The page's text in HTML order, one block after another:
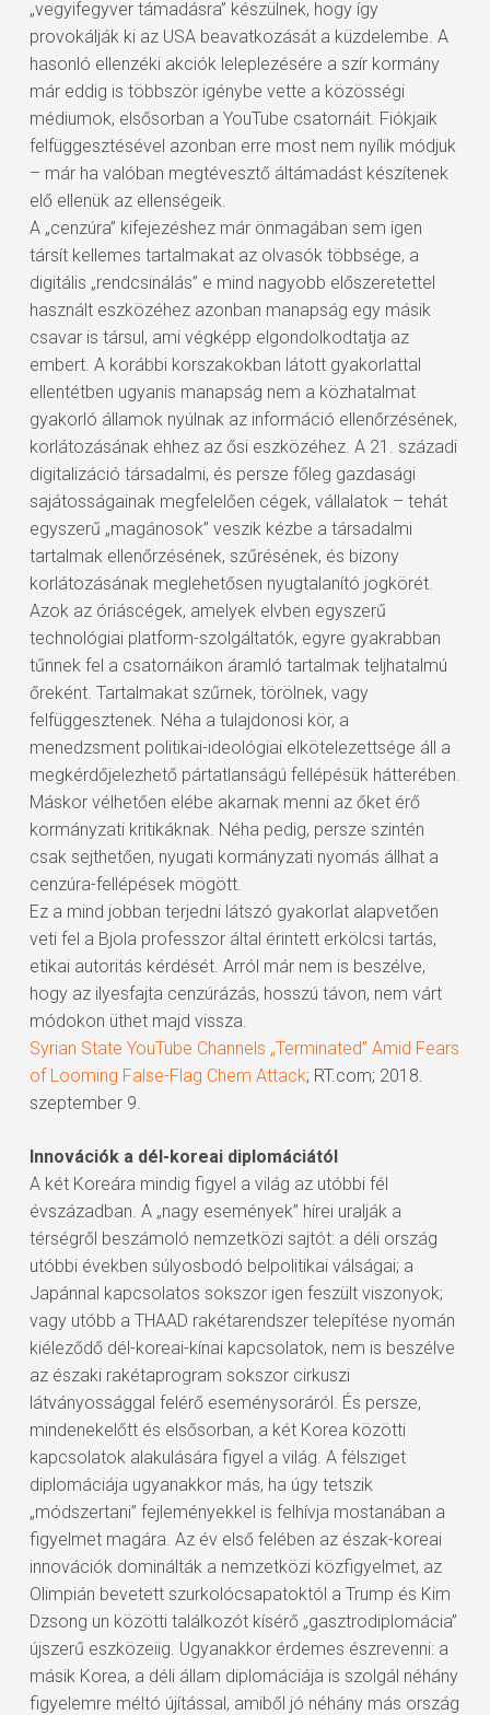
„vegyifegyver támadásra” készülnek, hogy így
provokálják ki az USA beavatkozását a küzdelembe. A
hasonló ellenzéki akciók leleplezésére a szír kormány
már eddig is többször igénybe vette a közösségi
médiumok, elsősorban a YouTube csatornáit. Fiókjaik
felfüggesztésével azonban erre most nem nyílik módjuk
– már ha valóban megtévesztő áltámadást készítenek
elő ellenük az ellenségeik.
A „cenzúra” kifejezéshez már önmagában sem igen
társít kellemes tartalmakat az olvasók többsége, a
digitális „rendcsinálás” e mind nagyobb előszeretettel
használt eszközéhez azonban manapság egy másik
csavar is társul, ami végképp elgondolkodtatja az
embert. A korábbi korszakokban látott gyakorlattal
ellentétben ugyanis manapság nem a közhatalmat
gyakorló államok nyúlnak az információ ellenőrzésének,
korlátozásának ehhez az ősi eszközéhez. A 21. századi
digitalizáció társadalmi, és persze főleg gazdasági
sajátosságainak megfelelően cégek, vállalatok – tehát
egyszerű „magánosok” veszik kézbe a társadalmi
tartalmak ellenőrzésének, szűrésének, és bizony
korlátozásának meglehetősen nyugtalanító jogkörét.
Azok az óriáscégek, amelyek elvben egyszerű
technológiai platform-szolgáltatók, egyre gyakrabban
tűnnek fel a csatornáikon áramló tartalmak teljhatalmú
őreként. Tartalmakat szűrnek, törölnek, vagy
felfüggesztenek. Néha a tulajdonosi kör, a
menedzsment politikai-ideológiai elkötelezettsége áll a
megkérdőjelezhető pártatlanságú fellépésük hátterében.
Máskor vélhetően elébe akarnak menni az őket érő
kormányzati kritikáknak. Néha pedig, persze szintén
csak sejthetően, nyugati kormányzati nyomás állhat a
cenzúra-fellépések mögött.
Ez a mind jobban terjedni látszó gyakorlat alapvetően
veti fel a Bjola professzor által érintett erkölcsi tartás,
etikai autoritás kérdését. Arról már nem is beszélve,
hogy az ilyesfajta cenzúrázás, hosszú távon, nem várt
módokon üthet majd vissza.
Syrian State YouTube Channels „Terminated” Amid Fears
of Looming False-Flag Chem Attack; RT.com; 2018.
szeptember 9.
Innovációk a dél-koreai diplomáciától
A két Koreára mindig figyel a világ az utóbbi fél
évszázadban. A „nagy események” hírei uralják a
térségről beszámoló nemzetközi sajtót: a déli ország
utóbbi években súlyosbodó belpolitikai válságai; a
Japánnal kapcsolatos sokszor igen feszült viszonyok;
vagy utóbb a THAAD rakétarendszer telepítése nyomán
kiéleződő dél-koreai-kínai kapcsolatok, nem is beszélve
az északi rakétaprogram sokszor cirkuszi
látványossággal felérő eseménysoráról. És persze,
mindenekelőtt és elsősorban, a két Korea közötti
kapcsolatok alakulására figyel a világ. A félsziget
diplomáciája ugyanakkor más, ha úgy tetszik
„módszertani” fejleményekkel is felhívja mostanában a
figyelmet magára. Az év első felében az észak-koreai
innovációk dominálták a nemzetközi közfigyelmet, az
Olimpián bevetett szurkolócsapatoktól a Trump és Kim
Dzsong un közötti találkozót kísérő „gasztrodiplomácia”
újszerű eszközeiig. Ugyanakkor érdemes észrevenni: a
másik Korea, a déli állam diplomáciája is szolgál néhány
figyelemre méltó újítással, amiből jó néhány más ország